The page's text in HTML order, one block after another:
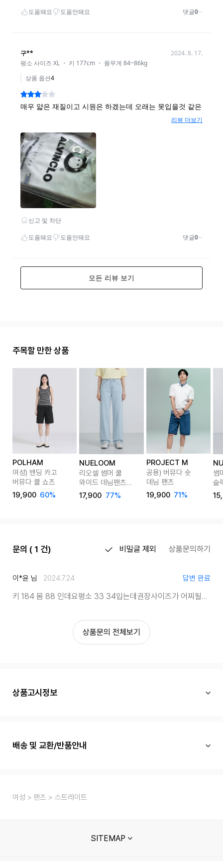
주목할 만한 상품
POLHAM
여성) 밴딩 카고
버뮤다 쿨 쇼츠
19,900 60%
NUELOOM
리오셀 썸머 쿨
와이드 데님팬츠
(숏/롱) 5color
17,900 77%
PROJECT M
공용) 버뮤다 숏
데님 팬츠
19,900 71%
썸
슬
문의 ( 1 건) 비밀글 제외 상품문의하기
이*윤 님 2024.7.24 답변 완료
키 184 몸 88 인데요평소 33 34입는데 권장사이즈가 어찌될까요
상품문의 전체보기
상품고시정보
배송 및 교환/반품안내
여성 팬츠 스트레이트
SITEMAP